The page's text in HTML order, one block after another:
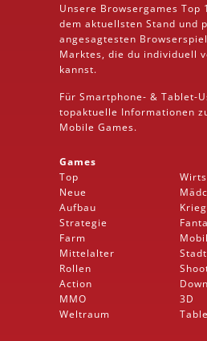
Unsere Browsergames Top
dem aktuellsten Stand und
angesagtesten
Marktes, die du individuell
kannst.
Für Smartphone- & Tablet-
topaktuelle Informationen
Mobile Games.
Games
Top
Neue
Aufbau
Strategie
Farm
Mittelalter
Rollen
Action
MMO
Weltraum
Krieg
3D